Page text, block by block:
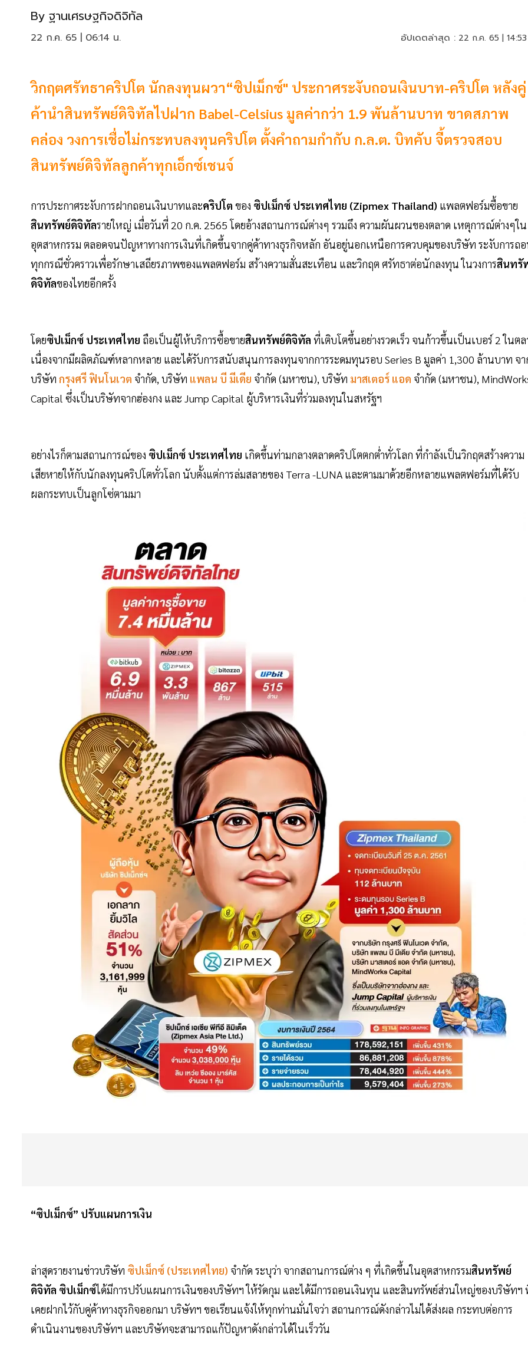
By ฐานเศรษฐกิจดิจิทัล
22 ก.ค. 65 | 06:14 น. อัปเดตล่าสุด : 22 ก.ค. 65 |
วิกฤตศรัทธาคริปโต นักลงทุนผวา“ซิปเม็กซ์" ประกาศระงับถอนเงินบาท-คริปโต หลังคู่
ค้านำสินทรัพย์ดิจิทัลไปฝาก Babel-Celsius มูลค่ากว่า 1.9 พันล้านบาท ขาดสภาพ
คล่อง วงการเชื่อไม่กระทบลงทุนคริปโต ตั้งคำถามกำกับ ก.ล.ต. บิทคับ จี้ตรวจสอบ
สินทรัพย์ดิจิทัลลูกค้าทุกเอ็กซ์เชนจ์
การประกาศระงับการฝากถอนเงินบาทและคริปโต ของ ซิปเม็กซ์ ประเทศไทย (Zipmex Thailand) แพลตฟอร์มซื้อขาย
สินทรัพย์ดิจิทัลรายใหญ่ เมื่อวันที่ 20 ก.ค. 2565 โดยอ้างสถานการณ์ต่างๆ รวมถึง ความผันผวนของตลาด เหตุการณ์ต่างๆใน
อุตสาหกรรม ตลอดจนปัญหาทางการเงินที่เกิดขึ้นจากคู่ค้าทางธุรกิจหลัก อันอยู่นอกเหนือการควบคุมของบริษัท ระงับการถ
ทุกกรณีชั่วคราวเพื่อรักษาเสถียรภาพของแพลตฟอร์ม สร้างความสั่นสะเทือน และวิกฤต ศรัทธาต่อนักลงทุน ในวงการสินทรั
ดิจิทัลของไทยอีกครั้ง
โดยซิปเม็กซ์ ประเทศไทย ถือเป็นผู้ให้บริการซื้อขายสินทรัพย์ดิจิทัล ที่เติบโตขึ้นอย่างรวดเร็ว จนก้าวขึ้นเป็นเบอร์ 2 ในต
เนื่องจากมีผลิตภัณฑ์หลากหลาย และได้รับการสนับสนุนการลงทุนจากการระดมทุนรอบ Series B มูลค่า 1,300 ล้านบาท จ
บริษัท กรุงศรี ฟินโนเวต จำกัด, บริษัท แพลน บี มีเดีย จำกัด (มหาชน), บริษัท มาสเตอร์ แอด จำกัด (มหาชน),
Capital ซึ่งเป็นบริษัทจากฮ่องกง และ Jump Capital ผู้บริหารเงินที่ร่วมลงทุนในสหรัฐฯ
อย่างไรก็ตามสถานการณ์ของ ซิปเม็กซ์ ประเทศไทย เกิดขึ้นท่ามกลางตลาดคริปโตตกต่ำทั่วโลก ที่กำลังเป็นวิกฤตสร้างความ
เสียหายให้กับนักลงทุนคริปโตทั่วโลก นับตั้งแต่การล่มสลายของ Terra -LUNA และตามมาด้วยอีกหลายแพลตฟอร์มที่ได้รับ
ผลกระทบเป็นลูกโซ่ตามมา
“ซิปเม็กซ์” ปรับแผนการเงิน
ล่าสุดรายงานข่าวบริษัท ซิปเม็กซ์ (ประเทศไทย) จำกัด ระบุว่า จากสถานการณ์ต่าง ๆ ที่เกิดขึ้นในอุตสาหกรรมสินทรัพย์
ดิจิทัล ซิปเม็กซ์ได้มีการปรับแผนการเงินของบริษัทฯ ให้รัดกุม และได้มีการถอนเงินทุน และสินทรัพย์ส่วนใหญ่ของบริษัทฯ
เคยฝากไว้กับคู่ค้าทางธุรกิจออกมา บริษัทฯ ขอเรียนแจ้งให้ทุกท่านมั่นใจว่า สถานการณ์ดังกล่าวไม่ได้ส่งผล กระทบต่อการ
ดำเนินงานของบริษัทฯ และบริษัทจะสามารถแก้ปัญหาดังกล่าวได้ในเร็ววัน